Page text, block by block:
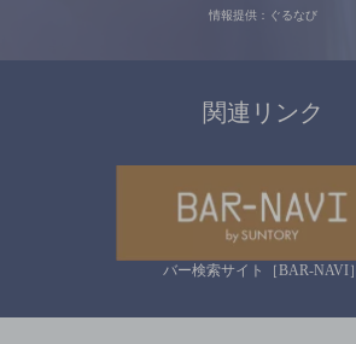
情報提供：ぐるなび
関連リンク
バー検索サイト［BAR-NAVI］